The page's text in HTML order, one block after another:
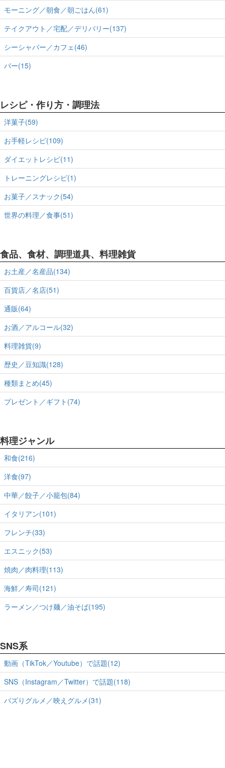
モーニング／朝食／朝ごはん(61)
テイクアウト／宅配／デリバリー(137)
シーシャバー／カフェ(46)
バー(15)
レシピ・作り方・調理法
洋菓子(59)
お手軽レシピ(109)
ダイエットレシピ(11)
トレーニングレシピ(1)
お菓子／スナック(54)
世界の料理／食事(51)
食品、食材、調理道具、料理雑貨
お土産／名産品(134)
百貨店／名店(51)
通販(64)
お酒／アルコール(32)
料理雑貨(9)
歴史／豆知識(128)
種類まとめ(45)
プレゼント／ギフト(74)
料理ジャンル
和食(216)
洋食(97)
中華／餃子／小籠包(84)
イタリアン(101)
フレンチ(33)
エスニック(53)
焼肉／肉料理(113)
海鮮／寿司(121)
ラーメン／つけ麺／油そば(195)
SNS系
動画（TikTok／Youtube）で話題(12)
SNS（Instagram／Twitter）で話題(118)
バズりグルメ／映えグルメ(31)